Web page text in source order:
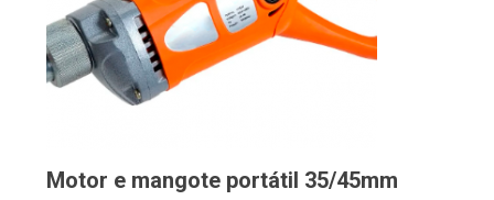
Motor e mangote portátil 35/45mm